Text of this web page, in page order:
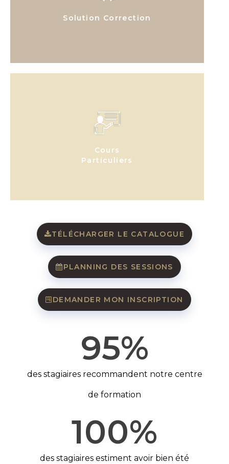
Solution Correction
Cours
Particuliers
TÉLÉCHARGER LE CATALOGUE
PLANNING DES SESSIONS
DEMANDER MON INSCRIPTION
95%
des stagiaires recommandent notre centre
de formation
100%
des stagiaires estiment avoir bien été